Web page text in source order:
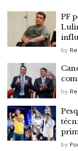
PF
by
by
by